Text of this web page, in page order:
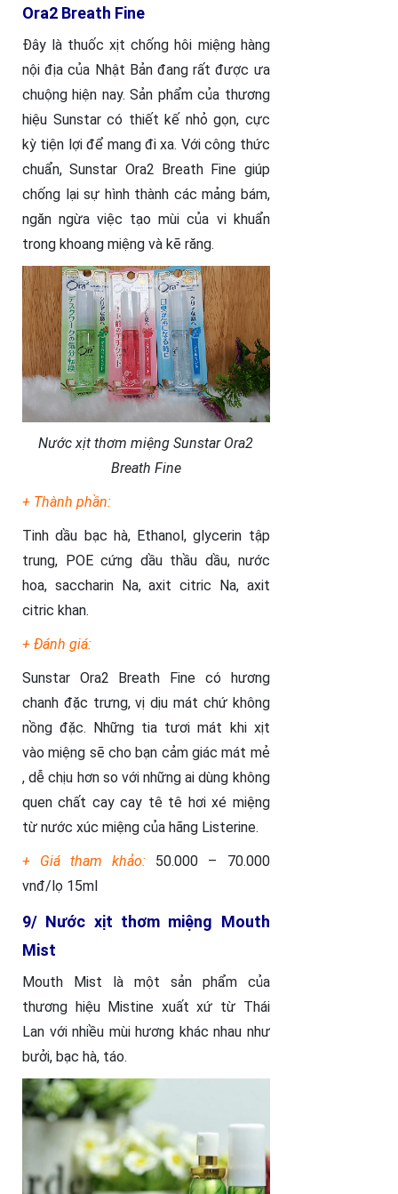
Ora2 Breath Fine
Đây là thuốc xịt chống hôi miệng hàng
nội địa của Nhật Bản đang rất được ưa
chuộng hiện nay. Sản phẩm của thương
hiệu Sunstar có thiết kế nhỏ gọn, cực
kỳ tiện lợi để mang đi xa. Với công thức
chuẩn,Sunstar Ora2 Breath Fine giúp
chống lại sự hình thành các mảng bám,
ngăn ngừa việc tạo mùi của vi khuẩn
trong khoang miệng và kẽ răng.
Nước xịt thơm miệng Sunstar Ora2
Breath Fine
+ Thành phần:
Tinh dầu bạc hà, Ethanol, glycerin tập
trung, POE cứng dầu thầu dầu, nước
hoa, saccharin Na, axit citric Na, axit
citric khan.
+ Đánh giá:
Sunstar Ora2 Breath Fine có hương
chanh đặc trưng, vị dịu mát chứ không
nồng đặc. Những tia tươi mát khi xịt
vào miệng sẽ cho bạn cảm giác mát mẻ
, dễ chịu hơn so với những ai dùng không
quen chất cay cay tê tê hơi xé miệng
từ nước xúc miệng của hãng Listerine.
+ Giá tham khảo: 50.000 – 70.000
vnđ/lọ 15ml
9/ Nước xịt thơm miệng Mouth
Mist
Mouth Mist là một sản phẩm của
thương hiệu Mistine xuất xứ từ Thái
Lan với nhiều mùi hương khác nhau như
bưởi, bạc hà, táo.